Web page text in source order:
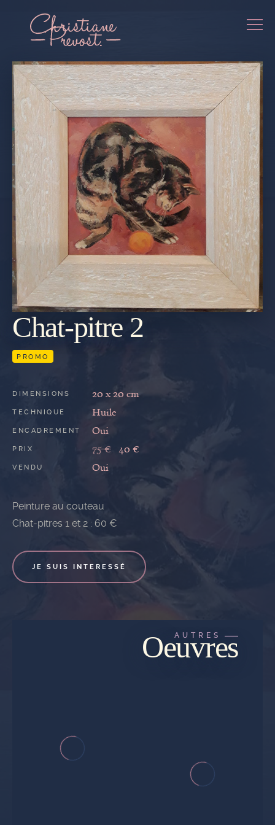
REVENIR
À LA
Chat-pitre 2
PROMO
DIMENSIONS 20 x 20 cm
TECHNIQUE Huile
ENCADREMENT Oui
PRIX 75 € 40 €
VENDU Oui
Peinture au couteau
Chat-pitres 1 et 2 : 60 €
JE SUIS INTERESSÉ
AUTRES
Oeuvres